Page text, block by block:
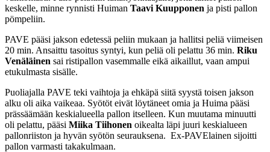
keskelle, minne rynnisti Huiman Taavi Kuupponen ja pisti pallon
pömpeliin.
PAVE pääsi jakson edetessä peliin mukaan ja hallitsi peliä viimeisen
20 min. Ansaittu tasoitus syntyi, kun peliä oli pelattu 36 min. Riku
Venäläinen sai ristipallon vasemmalle eikä aikaillut, vaan ampui
etukulmasta sisälle.
Puoliajalla PAVE teki vaihtoja ja ehkäpä siitä syystä toisen jakson
alku oli aika vaikeaa. Syötöt eivät löytäneet omia ja Huima pääsi
prässäämään keskialueella pallon itselleen. Kun muutama minuutti
oli pelattu, pääsi Miika Tiihonen oikealta läpi juuri keskialueen
pallonriiston ja hyvän syötön seurauksena. Ex-PAVElainen sijoitti
pallon varmasti takakulmaan.